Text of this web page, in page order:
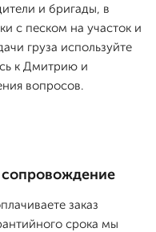
и бригады, в
с песком на участок и
груза используйте
к Дмитрию и
вопросов.
заказ
срока мы